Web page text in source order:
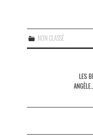
NON CLASSÉ
LES